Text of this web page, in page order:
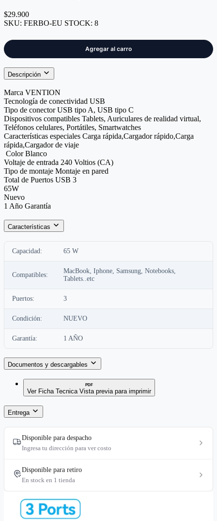
$29.900
SKU: FERBO-EU STOCK: 8
Descripción
Marca VENTION
Tecnología de conectividad USB
Tipo de conector USB tipo A, USB tipo C
Dispositivos compatibles Tablets, Auriculares de realidad virtual,
Teléfonos celulares, Portátiles, Smartwatches
Características especiales Carga rápida,Cargador rápido,Carga
rápida,Cargador de viaje
Color Blanco
Voltaje de entrada 240 Voltios (CA)
Tipo de montaje Montaje en pared
Total de Puertos USB 3
65W
Nuevo
1 Año Garantía
Características
Capacidad: 65 W
Compatibles:
MacBook, Iphone, Samsung, Notebooks,
Tablets..etc
Puertos: 3
Condición: NUEVO
Garantía: 1 AÑO
Documentos y descargables
PDF
Ver Ficha Tecnica Vista previa para imprimir
Entrega